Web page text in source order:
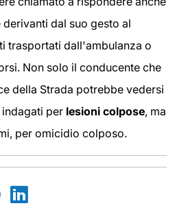
dal suo gesto al
trasportati dall'ambulanza o
Non solo il conducente che
della Strada potrebbe vedersi
per lesioni colpose, ma
per omicidio colposo.